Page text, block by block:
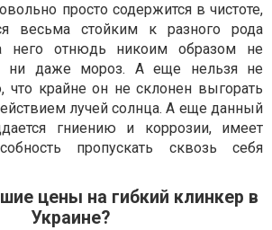
просто содержится в чистоте,
весьма стойким к разного рода
него отнюдь никоим образом не
ни даже мороз. А еще нельзя не
что крайне он не склонен выгорать
лучей солнца. А еще данный
гниению и коррозии, имеет
пропускать сквозь себя
цены на гибкий клинкер в
Украине?